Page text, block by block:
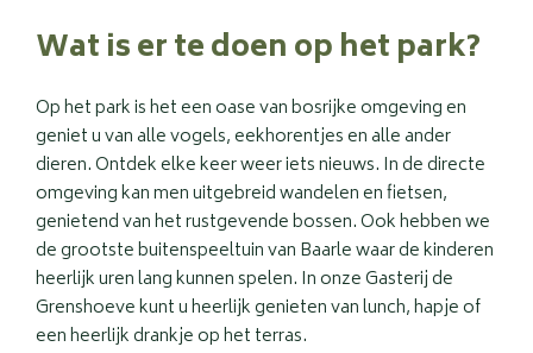
Wat is er te doen op het park?
Op het park is het een oase van bosrijke omgeving en
geniet u van alle vogels, eekhorentjes en alle ander
dieren. Ontdek elke keer weer iets nieuws. In de directe
omgeving kan men uitgebreid wandelen en fietsen,
genietend van het rustgevende bossen. Ook hebben we
de grootste buitenspeeltuin van Baarle waar de kinderen
heerlijk uren lang kunnen spelen. In onze Gasterij de
Grenshoeve kunt u heerlijk genieten van lunch, hapje of
een heerlijk drankje op het terras.